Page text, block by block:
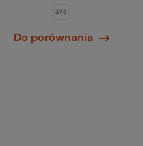
37.5
Do porównania